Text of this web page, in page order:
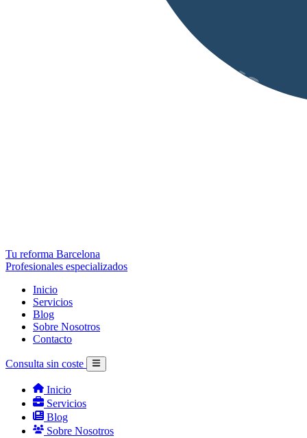
Tu reforma Barcelona
Profesionales especializados
Inicio
Servicios
Blog
Sobre Nosotros
Contacto
Consulta sin coste
Inicio
Servicios
Blog
Sobre Nosotros